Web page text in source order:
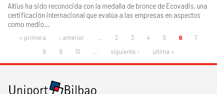
Altius ha sido reconocida con la medalla de bronce de Ecovadis, una
certificación internacional que evalúa a las empresas en aspectos
como medio...
PÁGINAS
« primera ‹ anterior 2 3 4 5 6
7
8
9 10 … siguiente › última »